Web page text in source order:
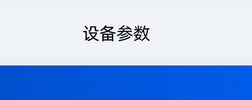
设备参数